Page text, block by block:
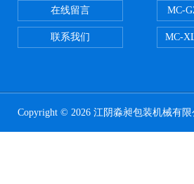
在线留言
联系我们
MC-
MC-
Copyright © 2026 江阴淼昶包装机械有